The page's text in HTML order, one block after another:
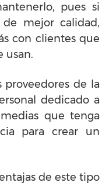
pues si
mejor calidad,
con clientes que
usan.
de la
dedicado a
que tenga
para crear un
de este tipo